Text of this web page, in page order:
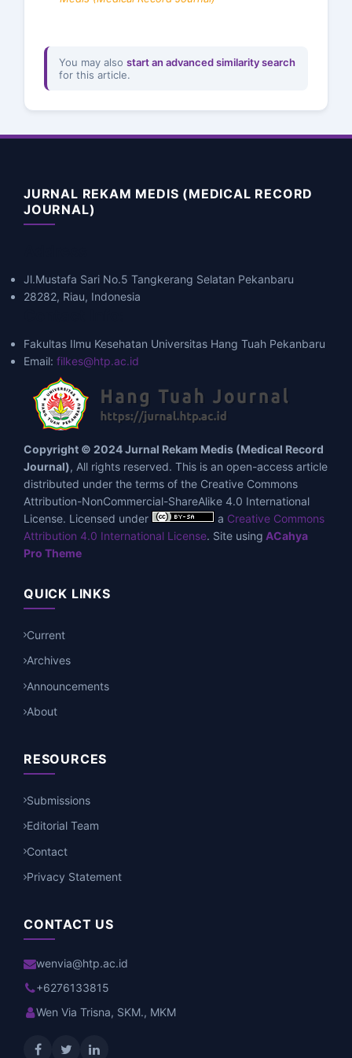
You may also start an advanced similarity search
for this article.
JURNAL REKAM MEDIS (MEDICAL RECORD
JOURNAL)
Jl.Mustafa Sari No.5 Tangkerang Selatan Pekanbaru
28282, Riau, Indonesia
Fakultas Ilmu Kesehatan Universitas Hang Tuah Pekanbaru
Email: filkes@htp.ac.id
Copyright © 2024 Jurnal Rekam Medis (Medical Record
Journal), All rights reserved. This is an open-access article
distributed under the terms of the Creative Commons
Attribution-NonCommercial-ShareAlike 4.0 International
License. Licensed under
a Creative Commons
Attribution 4.0 International License. Site using ACahya
Pro Theme
QUICK LINKS
Current
Archives
Announcements
About
RESOURCES
Submissions
Editorial Team
Contact
Privacy Statement
CONTACT US
wenvia@htp.ac.id
+6276133815
Wen Via Trisna, SKM., MKM